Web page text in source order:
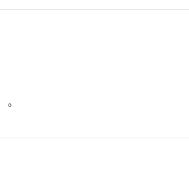
。